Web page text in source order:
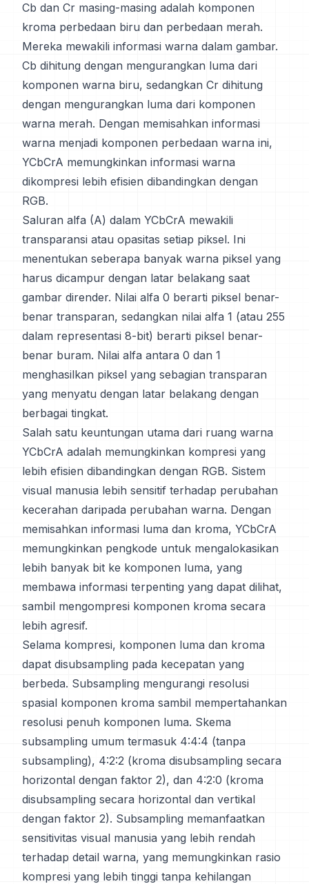
Cb dan Cr masing-masing adalah komponen
kroma perbedaan biru dan perbedaan merah.
Mereka mewakili informasi warna dalam gambar.
Cb dihitung dengan mengurangkan luma dari
komponen warna biru, sedangkan Cr dihitung
dengan mengurangkan luma dari komponen
warna merah. Dengan memisahkan informasi
warna menjadi komponen perbedaan warna ini,
YCbCrA memungkinkan informasi warna
dikompresi lebih efisien dibandingkan dengan
RGB.
Saluran alfa (A) dalam YCbCrA mewakili
transparansi atau opasitas setiap piksel. Ini
menentukan seberapa banyak warna piksel yang
harus dicampur dengan latar belakang saat
gambar dirender. Nilai alfa 0 berarti piksel benar-
benar transparan, sedangkan nilai alfa 1 (atau 255
dalam representasi 8-bit) berarti piksel benar-
benar buram. Nilai alfa antara 0 dan 1
menghasilkan piksel yang sebagian transparan
yang menyatu dengan latar belakang dengan
berbagai tingkat.
Salah satu keuntungan utama dari ruang warna
YCbCrA adalah memungkinkan kompresi yang
lebih efisien dibandingkan dengan RGB. Sistem
visual manusia lebih sensitif terhadap perubahan
kecerahan daripada perubahan warna. Dengan
memisahkan informasi luma dan kroma, YCbCrA
memungkinkan pengkode untuk mengalokasikan
lebih banyak bit ke komponen luma, yang
membawa informasi terpenting yang dapat dilihat,
sambil mengompresi komponen kroma secara
lebih agresif.
Selama kompresi, komponen luma dan kroma
dapat disubsampling pada kecepatan yang
berbeda. Subsampling mengurangi resolusi
spasial komponen kroma sambil mempertahankan
resolusi penuh komponen luma. Skema
subsampling umum termasuk 4:4:4 (tanpa
subsampling), 4:2:2 (kroma disubsampling secara
horizontal dengan faktor 2), dan 4:2:0 (kroma
disubsampling secara horizontal dan vertikal
dengan faktor 2). Subsampling memanfaatkan
sensitivitas visual manusia yang lebih rendah
terhadap detail warna, yang memungkinkan rasio
kompresi yang lebih tinggi tanpa kehilangan